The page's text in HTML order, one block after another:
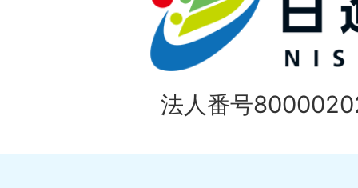
ラ
イ
ド
枚
目
の
法人番号